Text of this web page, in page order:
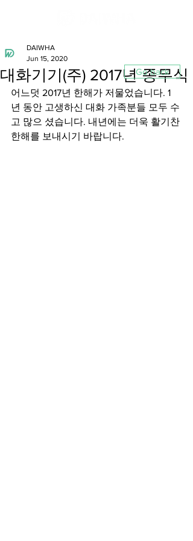
대화기기(주) 2017년 종무식
DAIWHA
Jun 15, 2020
어느덧 2017년 한해가 저물었습니다. 1
년 동안 고생하신 대화 가족분들 모두 수
고 많으 셨습니다. 내년에는 더욱 활기찬
한해를 보내시기 바랍니다.
Go back